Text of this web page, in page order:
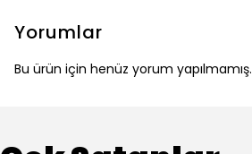
Yorumlar
Bu ürün için henüz yorum yapılmamış.